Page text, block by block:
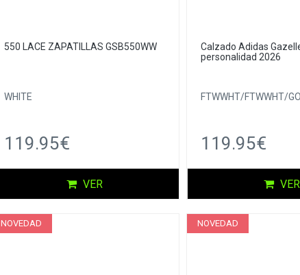
550 LACE ZAPATILLAS GSB550WW
WHITE
119.95€
VER
Calzado Adidas
personalidad 2026
FTWWHT/FTWWHT/
119.95€
VER
NOVEDAD NOVEDAD